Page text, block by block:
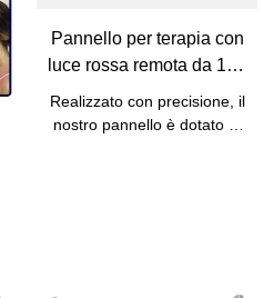
Pannello per terapia con
luce rossa remota da 192
W con staffa
Realizzato con precisione, il
nostro pannello è dotato di